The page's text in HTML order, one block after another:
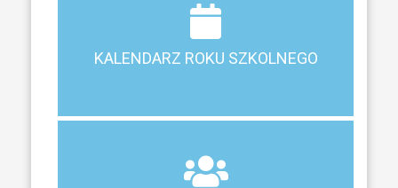
KALENDARZ ROKU SZKOLNEGO
KALENDARZ ROKU SZKOLNEGO
Terminy ferii, matur, zebrań i klasyfikacji
Z RODZICAMI